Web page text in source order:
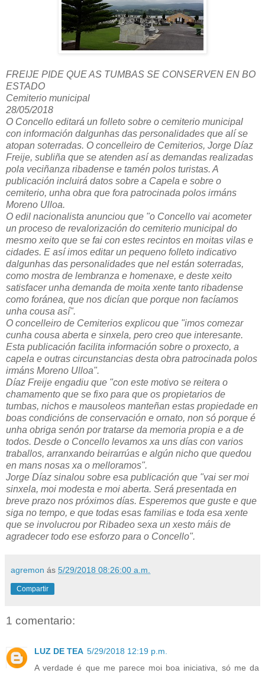
FREIJE PIDE QUE AS TUMBAS SE CONSERVEN EN BO
ESTADO
Cemiterio municipal
28/05/2018
O Concello editará un folleto sobre o cemiterio municipal
con información dalgunhas das personalidades que alí se
atopan soterradas. O concelleiro de Cemiterios, Jorge Díaz
Freije, subliña que se atenden así as demandas realizadas
pola veciñanza ribadense e tamén polos turistas. A
publicación incluirá datos sobre a Capela e sobre o
cemiterio, unha obra que fora patrocinada polos irmáns
Moreno Ulloa.
O edil nacionalista anunciou que "o Concello vai acometer
un proceso de revalorización do cemiterio municipal do
mesmo xeito que se fai con estes recintos en moitas vilas e
cidades. E así imos editar un pequeno folleto indicativo
dalgunhas das personalidades que nel están soterradas,
como mostra de lembranza e homenaxe, e deste xeito
satisfacer unha demanda de moita xente tanto ribadense
como foránea, que nos dicían que porque non facíamos
unha cousa así".
O concelleiro de Cemiterios explicou que "imos comezar
cunha cousa aberta e sinxela, pero creo que interesante.
Esta publicación facilita información sobre o proxecto, a
capela e outras circunstancias desta obra patrocinada polos
irmáns Moreno Ulloa".
Díaz Freije engadiu que "con este motivo se reitera o
chamamento que se fixo para que os propietarios de
tumbas, nichos e mausoleos manteñan estas propiedade en
boas condicións de conservación e ornato, non só porque é
unha obriga senón por tratarse da memoria propia e a de
todos. Desde o Concello levamos xa uns días con varios
traballos, arranxando beirarrúas e algún nicho que quedou
en mans nosas xa o melloramos".
Jorge Díaz sinalou sobre esa publicación que "vai ser moi
sinxela, moi modesta e moi aberta. Será presentada en
breve prazo nos próximos días. Esperemos que guste e que
siga no tempo, e que todas esas familias e toda esa xente
que se involucrou por Ribadeo sexa un xesto máis de
agradecer todo ese esforzo para o Concello".
agremon ás 5/29/2018 08:26:00 a.m.
Compartir
1 comentario:
LUZ DE TEA 5/29/2018 12:19 p.m.
A verdade é que me parece moi boa iniciativa, só me da